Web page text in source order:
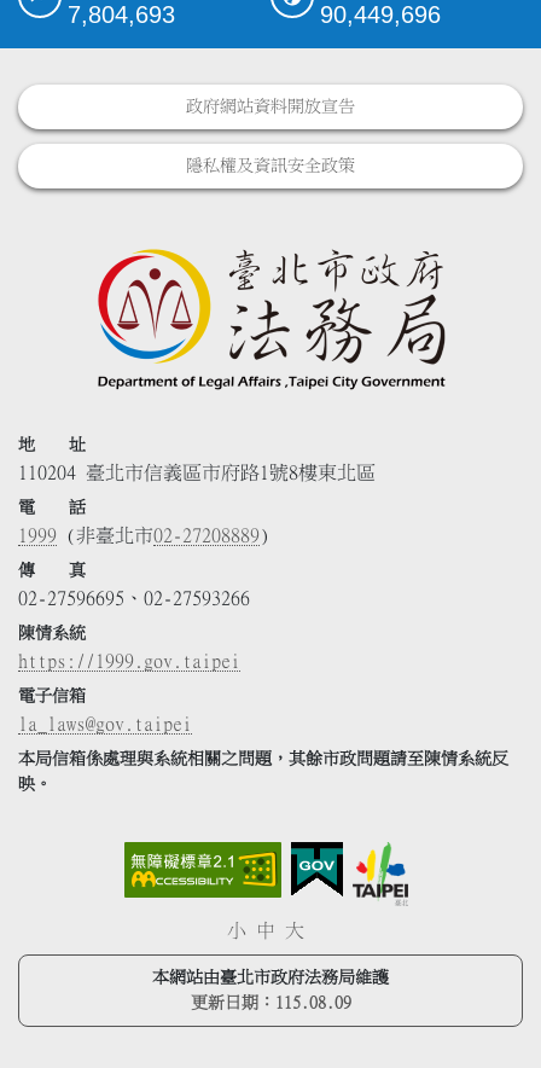
7,804,693 90,449,696
政府網站資料開放宣告
隱私權及資訊安全政策
地 址
110204 臺北市信義區市府路1號8樓東北區
電 話
1999 (非臺北市02-27208889)
傳 真
02-27596695、02-27593266
陳情系統
https://1999.gov.taipei
電子信箱
la_laws@gov.taipei
本局信箱係處理與系統相關之問題，其餘市政問題請至陳情系統反
映。
小 中 大
本網站由臺北市政府法務局維護
更新日期： 115.08.09